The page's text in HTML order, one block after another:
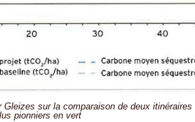
sur la comparaison de deux itinéraires
pionniers en vert